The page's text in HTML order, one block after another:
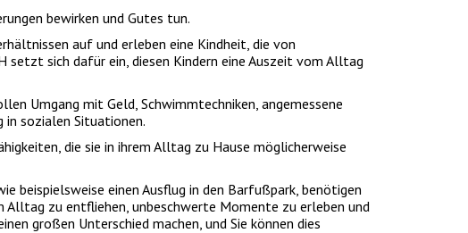
bewirken und Gutes tun.
auf und erleben eine Kindheit, die von
sich dafür ein, diesen Kindern eine Auszeit vom Alltag
Umgang mit Geld, Schwimmtechniken, angemessene
in sozialen Situationen.
die sie in ihrem Alltag zu Hause möglicherweise
beispielsweise einen Ausflug in den Barfußpark, benötigen
Alltag zu entfliehen, unbeschwerte Momente zu erleben und
großen Unterschied machen, und Sie können dies